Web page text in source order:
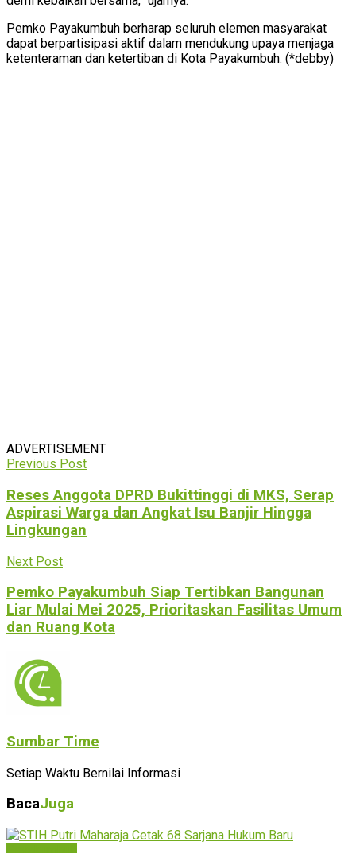
Pemko Payakumbuh berharap seluruh elemen masyarakat
dapat berpartisipasi aktif dalam mendukung upaya menjaga
ketenteraman dan ketertiban di Kota Payakumbuh. (*debby)
ADVERTISEMENT
Previous Post
Reses Anggota DPRD Bukittinggi di MKS, Serap
Aspirasi Warga dan Angkat Isu Banjir Hingga
Lingkungan
Next Post
Pemko Payakumbuh Siap Tertibkan Bangunan
Liar Mulai Mei 2025, Prioritaskan Fasilitas Umum
dan Ruang Kota
Sumbar Time
Setiap Waktu Bernilai Informasi
BacaJuga